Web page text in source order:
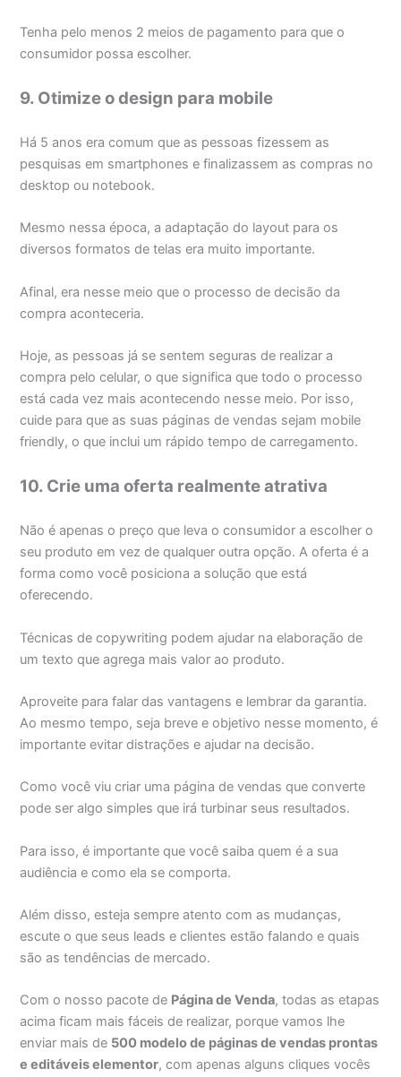
Tenha pelo menos 2 meios de pagamento para que o
consumidor possa escolher.
9. Otimize o design para mobile
Há 5 anos era comum que as pessoas fizessem as
pesquisas em smartphones e finalizassem as compras no
desktop ou notebook.
Mesmo nessa época, a adaptação do layout para os
diversos formatos de telas era muito importante.
Afinal, era nesse meio que o processo de decisão da
compra aconteceria.
Hoje, as pessoas já se sentem seguras de realizar a
compra pelo celular, o que significa que todo o processo
está cada vez mais acontecendo nesse meio. Por isso,
cuide para que as suas páginas de vendas sejam mobile
friendly, o que inclui um rápido tempo de carregamento.
10. Crie uma oferta realmente atrativa
Não é apenas o preço que leva o consumidor a escolher o
seu produto em vez de qualquer outra opção. A oferta é a
forma como você posiciona a solução que está
oferecendo.
Técnicas de copywriting podem ajudar na elaboração de
um texto que agrega mais valor ao produto.
Aproveite para falar das vantagens e lembrar da garantia.
Ao mesmo tempo, seja breve e objetivo nesse momento, é
importante evitar distrações e ajudar na decisão.
Como você viu criar uma página de vendas que converte
pode ser algo simples que irá turbinar seus resultados.
Para isso, é importante que você saiba quem é a sua
audiência e como ela se comporta.
Além disso, esteja sempre atento com as mudanças,
escute o que seus leads e clientes estão falando e quais
são as tendências de mercado.
Com o nosso pacote de Página de Venda, todas as etapas
acima ficam mais fáceis de realizar, porque vamos lhe
enviar mais de 500 modelo de páginas de vendas prontas
e editáveis elementor, com apenas alguns cliques vocês